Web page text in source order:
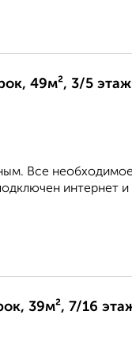
49м², 3/5 этаж
Все
интернет
39м², 7/16